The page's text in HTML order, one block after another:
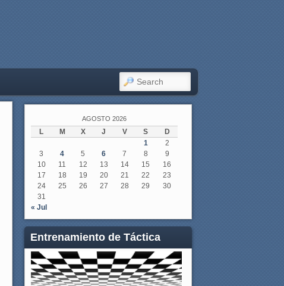
SEARCH
AGOSTO 2026
L M X J V S
D
1
2
3
4 5 6 7 8
9
10
11 12 13 14 15
16
17
18 19 20 21 22
23
24
25 26 27 28 29
30
31
« Jul
Entrenamiento de Táctica